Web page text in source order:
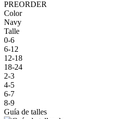
PREORDER
Color
Navy
Talle
0-6
6-12
12-18
18-24
2-3
4-5
6-7
8-9
Guía de talles